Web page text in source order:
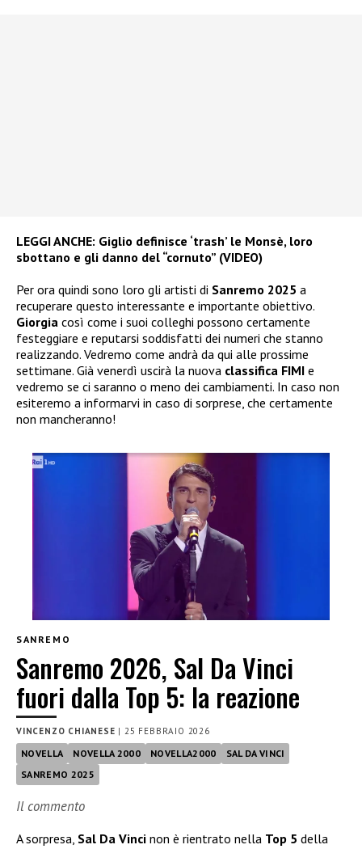
LEGGI ANCHE: Giglio definisce ‘trash’ le Monsè, loro
sbottano e gli danno del “cornuto” (VIDEO)
Per ora quindi sono loro gli artisti di Sanremo 2025 a
recuperare questo interessante e importante obiettivo.
Giorgia così come i suoi colleghi possono certamente
festeggiare e reputarsi soddisfatti dei numeri che stanno
realizzando. Vedremo come andrà da qui alle prossime
settimane. Già venerdì uscirà la nuova classifica FIMI e
vedremo se ci saranno o meno dei cambiamenti. In caso non
esiteremo a informarvi in caso di sorprese, che certamente
non mancheranno!
SANREMO
Sanremo 2026, Sal Da Vinci
fuori dalla Top 5: la reazione
VINCENZO CHIANESE | 25 FEBBRAIO 2026
NOVELLA NOVELLA 2000 NOVELLA2000
SAL DA VINCI
SANREMO 2025
Il commento
A sorpresa, Sal Da Vinci non è rientrato nella Top 5 della